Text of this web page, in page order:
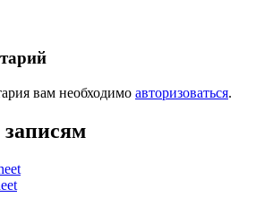
вам необходимо авторизоваться.